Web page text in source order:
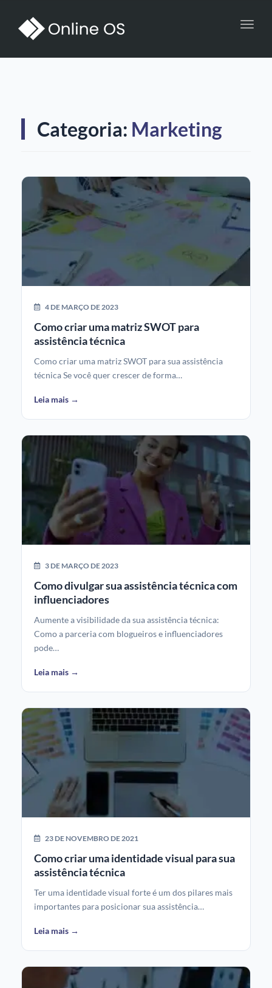
Categoria: Marketing
4 DE MARÇO DE 2023
Como criar uma matriz SWOT para
assistência técnica
Como criar uma matriz SWOT para sua assistência
técnica Se você quer crescer de forma…
Leia mais →
3 DE MARÇO DE 2023
Como divulgar sua assistência técnica com
influenciadores
Aumente a visibilidade da sua assistência técnica:
Como a parceria com blogueiros e influenciadores
pode…
Leia mais →
23 DE NOVEMBRO DE 2021
Como criar uma identidade visual para sua
assistência técnica
Ter uma identidade visual forte é um dos pilares mais
importantes para posicionar sua assistência…
Leia mais →